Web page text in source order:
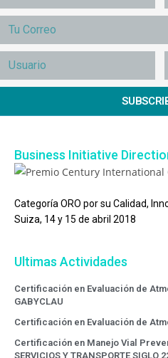
Business Initiative
Categoría ORO por su Calidad,
Suiza, 14 y 15 de abril 2018
Ultimas Actividades
Certificación en Evaluación de
GABYCLAU
Certificación en Evaluación de
Certificación en Manejo Vial
SERVICIOS Y TRANSPORTE SIGLO